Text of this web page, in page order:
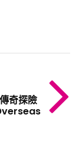
奇探險